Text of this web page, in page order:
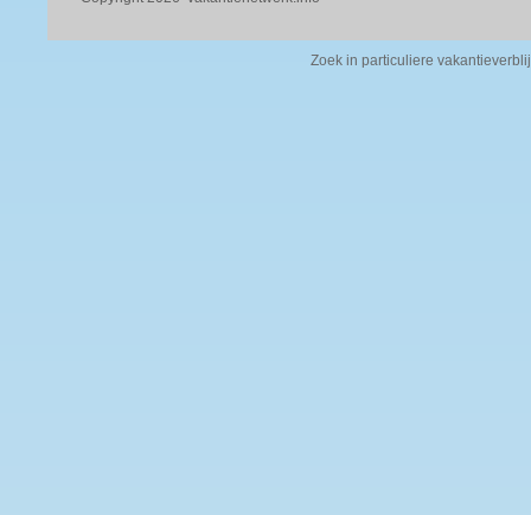
Zoek in particuliere